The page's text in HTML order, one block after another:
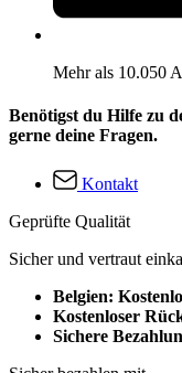
Mehr als 10.050
Benötigst du Hilfe zu
gerne deine Fragen.
Kontakt
Geprüfte Qualität
Sicher und vertraut
Belgien:
Kostenloser
Sichere